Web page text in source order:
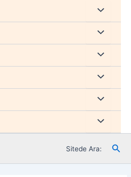
Menu
düğmesi
Menu
düğmesi
Menu
düğmesi
Menu
düğmesi
Menu
düğmesi
Menu
düğmesi
Sitede Ara: